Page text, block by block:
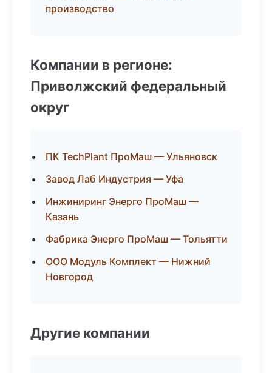
производство
Компании в регионе:
Приволжский федеральный
округ
ПК TechPlant ПроМаш — Ульяновск
Завод Лаб Индустрия — Уфа
Инжиниринг Энерго ПроМаш —
Казань
Фабрика Энерго ПроМаш — Тольятти
ООО Модуль Комплект — Нижний
Новгород
Другие компании